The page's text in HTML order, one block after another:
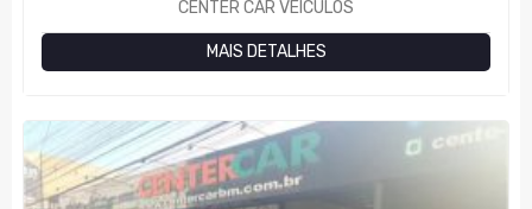
CENTER CAR VEÍCULOS
MAIS DETALHES